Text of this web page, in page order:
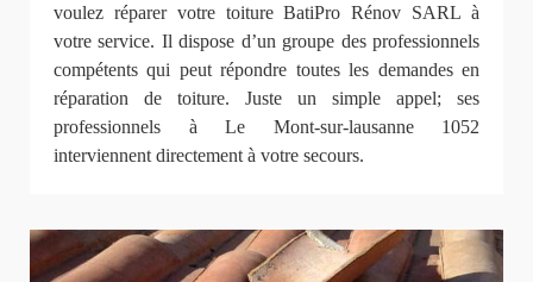
voulez réparer votre toiture BatiPro Rénov SARL à
votre service. Il dispose d’un groupe des professionnels
compétents qui peut répondre toutes les demandes en
réparation de toiture. Juste un simple appel; ses
professionnels à Le Mont-sur-lausanne 1052
interviennent directement à votre secours.